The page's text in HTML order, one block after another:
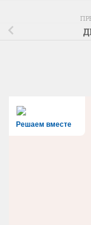
Решаем вместе